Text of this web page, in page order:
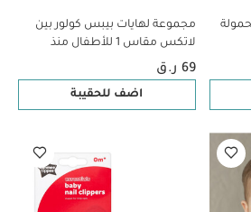
مجموعة لهايات بيبس كولور بين
لاتكس مقاس 1 للأطفال منذ
الولادة بلون عاجي متنوع - قطعتان
69 ر.ق
اضف للحقيبة